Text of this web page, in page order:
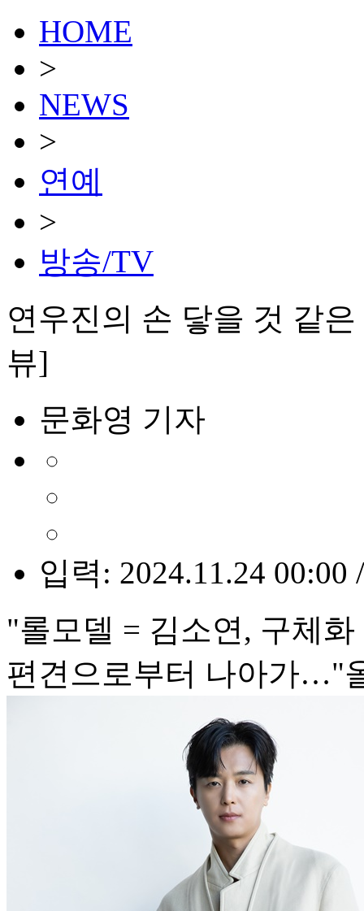
HOME
>
NEWS
>
연예
>
방송/TV
연우진의 손 닿을 것 같
뷰]
문화영 기자
입력: 2024.11.24 00:00
"롤모델 = 김소연, 구체
편견으로부터 나아가…"